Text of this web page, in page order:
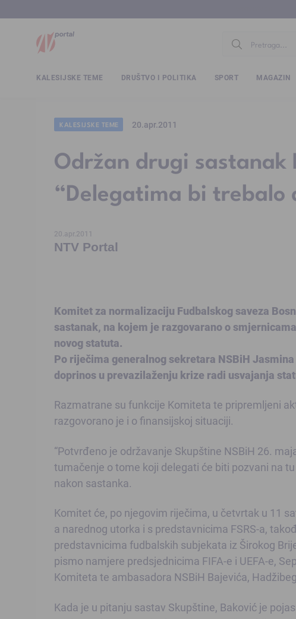
KALESIJSKE TEME DRUŠTVO I POLITIKA SPORT MAGAZIN
KALESIJSKE TEME 20.apr.2011
Održan drugi
“Delegatima bi trebalo
20.apr.2011
NTV Portal
Komitet za normalizaciju Fudbalskog saveza
sastanak, na kojem je razgovarano o
novog statuta.
Po riječima generalnog sekretara NSBiH
doprinos u prevazilaženju krize radi usvajanja
Razmatrane su funkcije Komiteta te pripremljeni
razgovorano je i o finansijskoj situaciji.
“Potvrđeno je održavanje Skupštine NSBiH 26.
tumačenje o tome koji delegati će biti pozvani na
nakon sastanka.
Komitet će, po njegovim riječima, u četvrtak u 11
a narednog utorka i s predstavnicima FSRS-a,
predstavnicima fudbalskih subjekata iz Širokog
pismo namjere predsjednicima FIFA-e i UEFA-e,
Komiteta te ambasadora NSBiH Bajevića,
Kada je u pitanju sastav Skupštine, Baković je